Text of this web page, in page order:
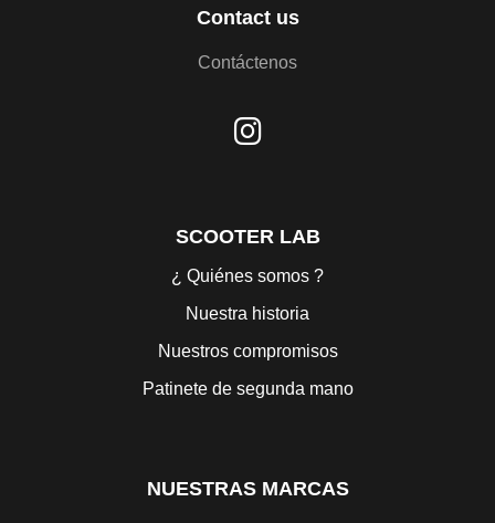
Contact us
Contáctenos
SCOOTER LAB
¿ Quiénes somos ?
Nuestra historia
Nuestros compromisos
Patinete de segunda mano
NUESTRAS MARCAS